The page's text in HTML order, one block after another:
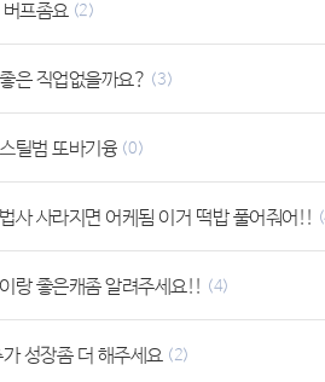
프좀요 (2)
은 직업없을까요? (3)
틸범 또바기융 (0)
사 사라지면 어케됨 이거 떡밥 풀어줘어!!
랑 좋은캐좀 알려주세요!! (4)
성장좀 더 해주세요 (2)